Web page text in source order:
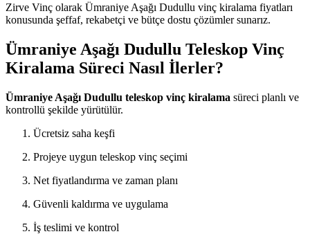
Zirve Vinç olarak Ümraniye Aşağı Dudullu vinç kiralama fiyatları
konusunda şeffaf, rekabetçi ve bütçe dostu çözümler sunarız.
Ümraniye Aşağı Dudullu Teleskop Vinç
Kiralama Süreci Nasıl İlerler?
Ümraniye Aşağı Dudullu teleskop vinç kiralama süreci planlı ve
kontrollü şekilde yürütülür.
Ücretsiz saha keşfi
Projeye uygun teleskop vinç seçimi
Net fiyatlandırma ve zaman planı
Güvenli kaldırma ve uygulama
İş teslimi ve kontrol